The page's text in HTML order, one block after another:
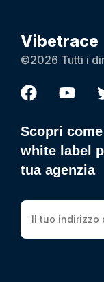
Vibetrace
©2026 Tutti i
Scopri
white label
tua agenzia